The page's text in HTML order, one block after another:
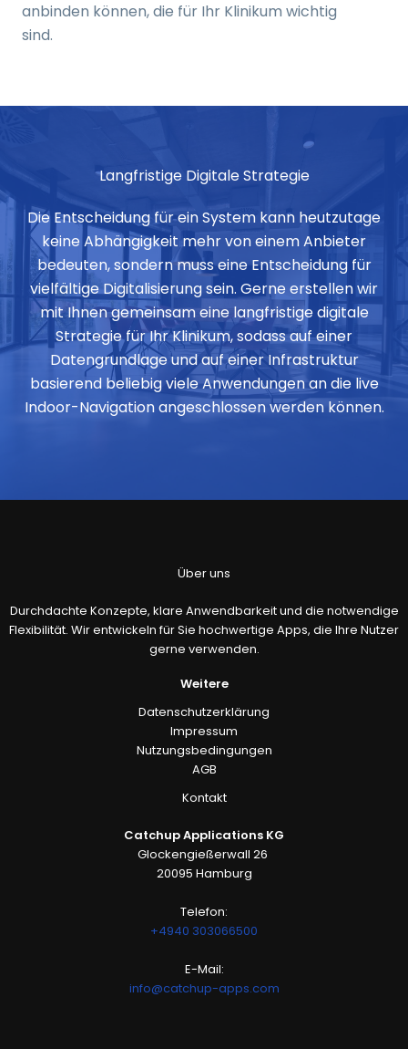
anbinden können, die für Ihr Klinikum wichtig
sind.
Langfristige Digitale Strategie
Die Entscheidung für ein System kann heutzutage
keine Abhängigkeit mehr von einem Anbieter
bedeuten, sondern muss eine Entscheidung für
vielfältige Digitalisierung sein. Gerne erstellen wir
mit Ihnen gemeinsam eine langfristige digitale
Strategie für Ihr Klinikum, sodass auf einer
Datengrundlage und auf einer Infrastruktur
basierend beliebig viele Anwendungen an die live
Indoor-Navigation angeschlossen werden können.
Über uns
Durchdachte Konzepte, klare Anwendbarkeit und die notwendige
Flexibilität. Wir entwickeln für Sie hochwertige Apps, die Ihre Nutzer
gerne verwenden.
Weitere
Datenschutzerklärung
Impressum
Nutzungsbedingungen
AGB
Kontakt
Catchup Applications KG
Glockengießerwall 26
20095 Hamburg
Telefon:
+4940 303066500
E-Mail:
info@catchup-apps.com